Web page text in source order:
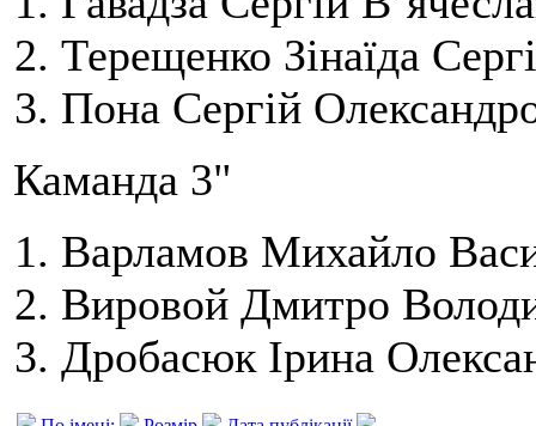
Терещенко Зінаїда
Пона Сергій
Каманда 3"
Варламов Михайло
Вировой Дмитро
Дробасюк Ірина